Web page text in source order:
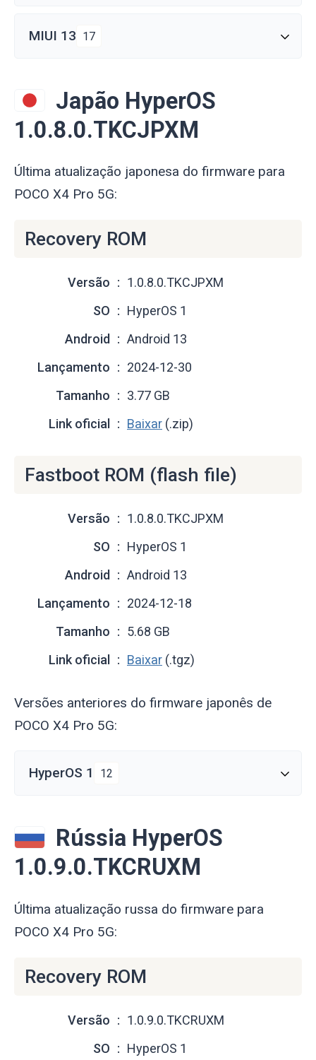
MIUI 13 17
Japão HyperOS
1.0.8.0.TKCJPXM
Última atualização japonesa do firmware para
POCO X4 Pro 5G:
Recovery ROM
Versão
1.0.8.0.TKCJPXM
SO
HyperOS 1
Android
Android 13
Lançamento
2024-12-30
Tamanho
3.77 GB
Link oficial
Baixar (.zip)
Fastboot ROM (flash file)
Versão
1.0.8.0.TKCJPXM
SO
HyperOS 1
Android
Android 13
Lançamento
2024-12-18
Tamanho
5.68 GB
Link oficial
Baixar (.tgz)
Versões anteriores do firmware japonês de
POCO X4 Pro 5G:
HyperOS 1 12
Rússia HyperOS
1.0.9.0.TKCRUXM
Última atualização russa do firmware para
POCO X4 Pro 5G:
Recovery ROM
Versão
1.0.9.0.TKCRUXM
SO
HyperOS 1